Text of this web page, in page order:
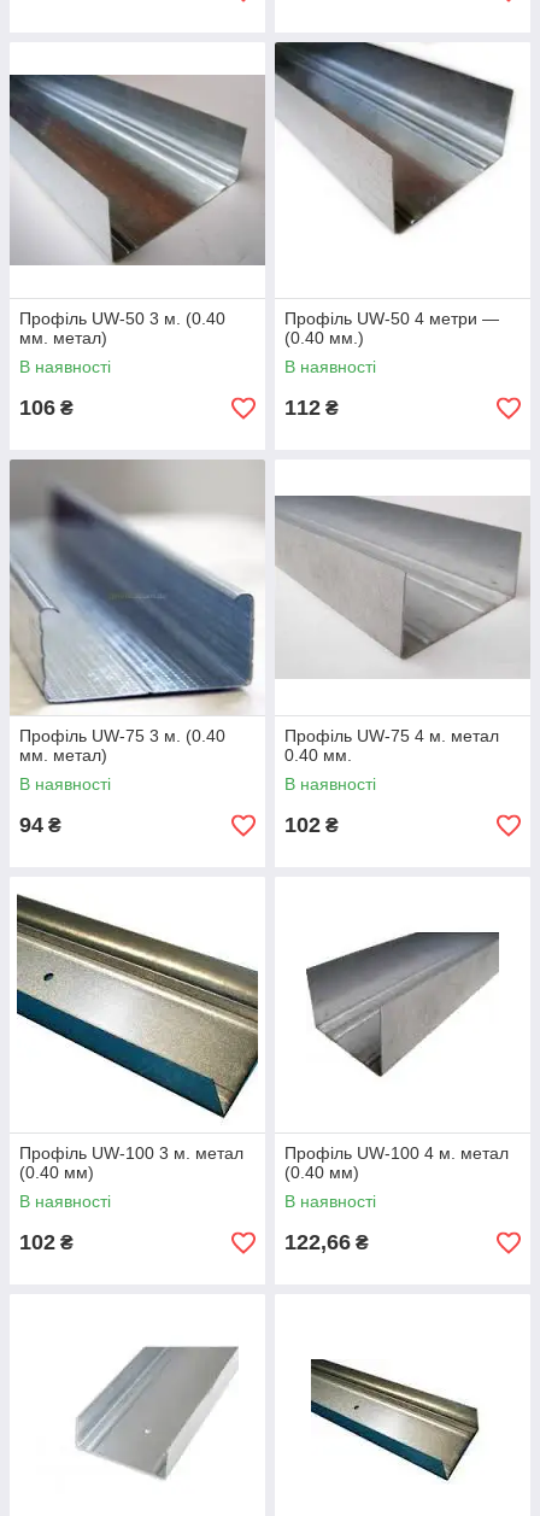
Профіль UW-50 3 м. (0.40
мм. метал)
В наявності
106 ₴
Профіль UW-50 4 метри —
(0.40 мм.)
В наявності
112 ₴
Профіль UW-75 3 м. (0.40
мм. метал)
В наявності
94 ₴
Профіль UW-75 4 м. метал
0.40 мм.
В наявності
102 ₴
Профіль UW-100 3 м. метал
(0.40 мм)
В наявності
102 ₴
Профіль UW-100 4 м. метал
(0.40 мм)
В наявності
122,66 ₴